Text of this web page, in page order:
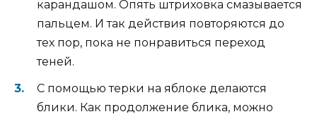
карандашом. Опять штриховка смазывается
пальцем. И так действия повторяются до
тех пор, пока не понравиться переход
теней.
С помощью терки на яблоке делаются
блики. Как продолжение блика, можно